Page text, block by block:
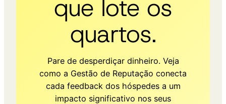
que lote os
quartos.
Pare de desperdiçar dinheiro. Veja
como a Gestão de Reputação conecta
cada feedback dos hóspedes a um
impacto significativo nos seus